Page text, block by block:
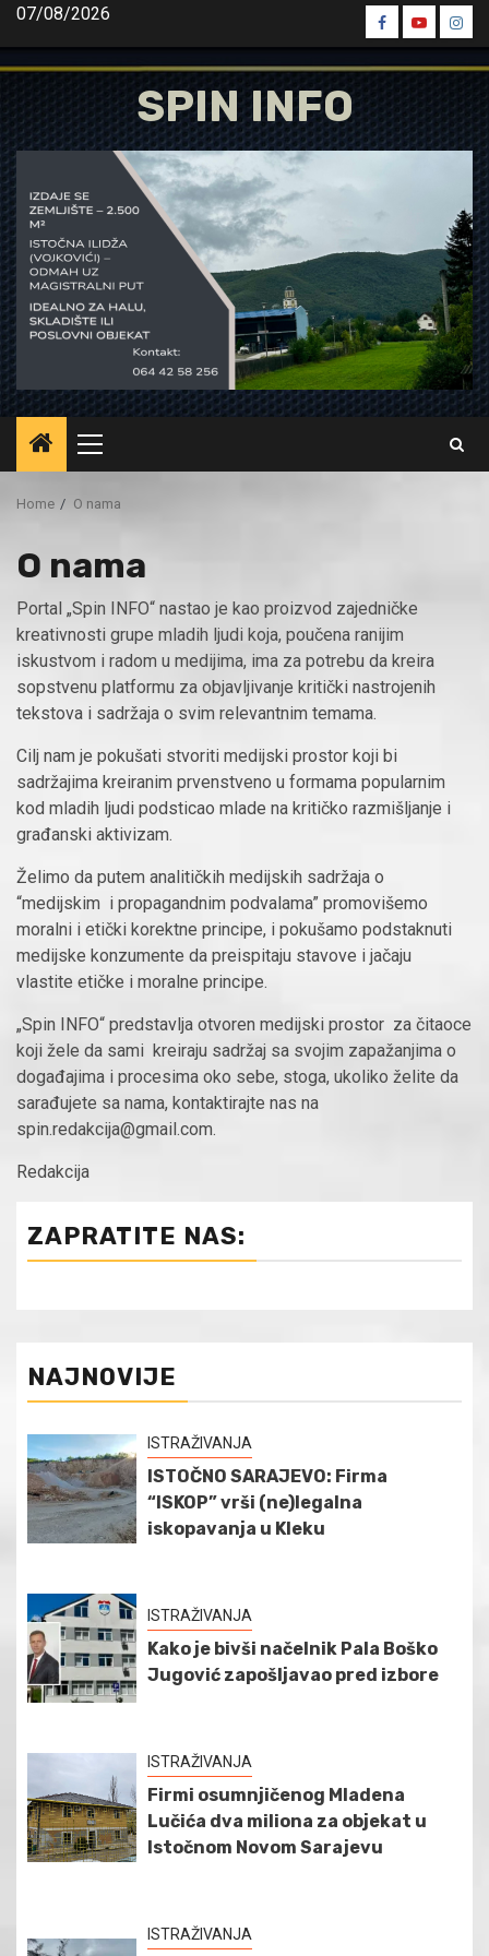
Skip
content
07/08/2026
Spin
Facebook
Spin
Youtube
Spin
SPIN INFO
Primary
Menu
Home O nama
O nama
Portal „Spin INFO“ nastao je kao proizvod zajedničke
kreativnosti grupe mladih ljudi koja, poučena ranijim
iskustvom i radom u medijima, ima za potrebu da kreira
sopstvenu platformu za objavljivanje kritički nastrojenih
tekstova i sadržaja o svim relevantnim temama.
Cilj nam je pokušati stvoriti medijski prostor koji bi
sadržajima kreiranim prvenstveno u formama popularnim
kod mladih ljudi podsticao mlade na kritičko razmišljanje i
građanski aktivizam.
Želimo da putem analitičkih medijskih sadržaja o
“medijskim i propagandnim podvalama” promovišemo
moralni i etički korektne principe, i pokušamo podstaknuti
medijske konzumente da preispitaju stavove i jačaju
vlastite etičke i moralne principe.
„Spin INFO“ predstavlja otvoren medijski prostor za čitaoce
koji žele da sami kreiraju sadržaj sa svojim zapažanjima o
događajima i procesima oko sebe, stoga, ukoliko želite da
sarađujete sa nama, kontaktirajte nas na
spin.redakcija@gmail.com.
Redakcija
ZAPRATITE NAS:
NAJNOVIJE
ISTRAŽIVANJA
ISTOČNO SARAJEVO: Firma
“ISKOP” vrši (ne)legalna
iskopavanja u Kleku
ISTRAŽIVANJA
Kako je bivši načelnik Pala Boško
Jugović zapošljavao pred izbore
ISTRAŽIVANJA
Firmi osumnjičenog Mladena
Lučića dva miliona za objekat u
Istočnom Novom Sarajevu
ISTRAŽIVANJA